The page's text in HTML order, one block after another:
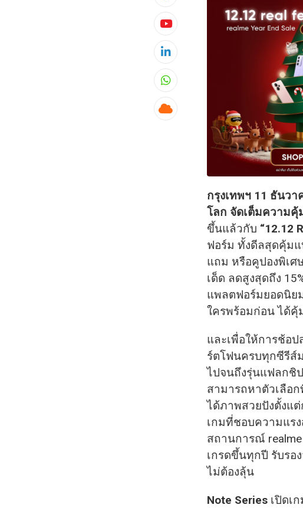
Youtube
LinkedIn
Whatsapp
Cloud
กรุงเทพฯ 11 ธันว
โลก จัดเต็มความคุ้
ขึ้นแล้วกับ “12.12
ฟอร์ม ทั้งดีลสุดคุ้ม
แถม หรือคูปองพิเศ
เด็ด ลดสูงสุดถึง
แพลตฟอร์มยอดนิยม
ใครพร้อมก่อน ได้
และเพื่อให้การช้อ
ร์ตโฟนครบทุกซีรีส์
ไปจนถึงรุ่นแฟลกชิ
สามารถหาตัวเลือก
ได้ภาพสวยปังตั้งแ
เกมที่ชอบความแรง
สถานการณ์
เกรดขึ้นทุกปี รับรอ
ไม่ต้องลุ้น
Note Series เปิดเ